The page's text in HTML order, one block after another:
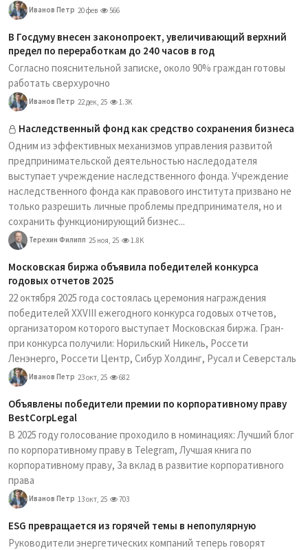
Иванов Петр 20 фев 566
В Госдуму внесен законопроект, увеличивающий верхний
предел по переработкам до 240 часов в год
Согласно пояснительной записке, около 90% граждан готовы
работать сверхурочно
Иванов Петр 22 дек, 25 1.3K
Наследственный фонд как средство сохранения бизнеса
Одним из эффективных механизмов управления развитой
предпринимательской деятельностью наследодателя
выступает учреждение наследственного фонда. Учреждение
наследственного фонда как правового института призвано не
только разрешить личные проблемы предпринимателя, но и
сохранить функционирующий бизнес...
Терехин Филипп 25 ноя, 25 1.8K
Московская биржа объявила победителей конкурса
годовых отчетов 2025
22 октября 2025 года состоялась церемония награждения
победителей XXVIII ежегодного конкурса годовых отчетов,
организатором которого выступает Московская биржа. Гран-
при конкурса получили: Норильский Никель, Россети
Ленэнерго, Россети Центр, Сибур Холдинг, Русал и Северсталь
Иванов Петр 23 окт, 25 682
Объявлены победители премии по корпоративному праву
BestCorpLegal
В 2025 году голосование проходило в номинациях: Лучший блог
по корпоративному праву в Telegram, Лучшая книга по
корпоративному праву, За вклад в развитие корпоративного
права
Иванов Петр 13 окт, 25 703
ESG превращается из горячей темы в непопулярную
Руководители энергетических компаний теперь говорят